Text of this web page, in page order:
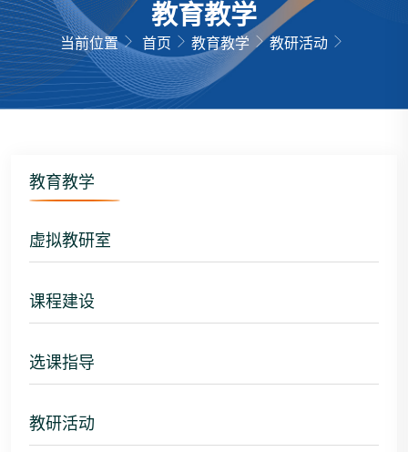
教育教学
当前位置 首页 教育教学 教研活动
教育教学
虚拟教研室
课程建设
选课指导
教研活动